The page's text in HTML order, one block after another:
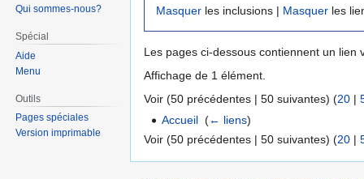
Masquer les inclusions | Masquer les
Les pages ci-dessous contiennent un lien
Affichage de 1 élément.
Voir (50 précédentes | 50 suivantes) (20 |
Accueil ‎(← liens)
Voir (50 précédentes | 50 suivantes) (20 |
Qui sommes-nous?
Spécial
Aide
Menu
Outils
Pages spéciales
Version imprimable